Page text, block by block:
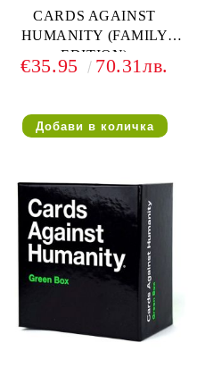
CARDS AGAINST
HUMANITY (FAMILY
EDITION)
€35.95 70.31лв.